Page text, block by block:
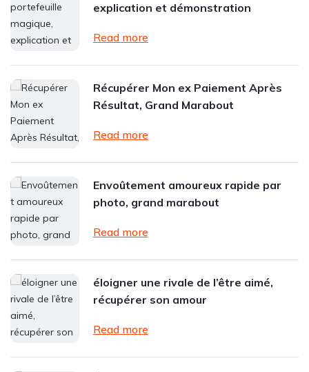
explication et démonstration
Read more
Récupérer Mon ex Paiement Après
Résultat, Grand Marabout
Read more
Envoûtement amoureux rapide par
photo, grand marabout
Read more
éloigner une rivale de l’être aimé,
récupérer son amour
Read more